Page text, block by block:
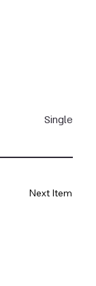
Single
Next Item